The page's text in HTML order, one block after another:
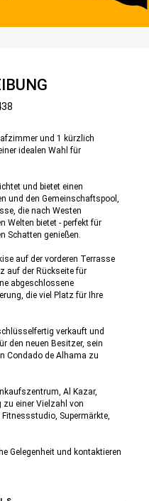
und 1 kürzlich
idealen Wahl für
und bietet einen
und den Gemeinschaftspool,
die nach Westen
Welten bietet - perfekt für
Schatten genießen.
auf der vorderen Terrasse
auf der Rückseite für
abgeschlossene
die viel Platz für Ihre
verkauft und
den neuen Besitzer, sein
Condado de Alhama zu
Al Kazar,
zu einer Vielzahl von
Supermärkte,
Gelegenheit und kontaktieren